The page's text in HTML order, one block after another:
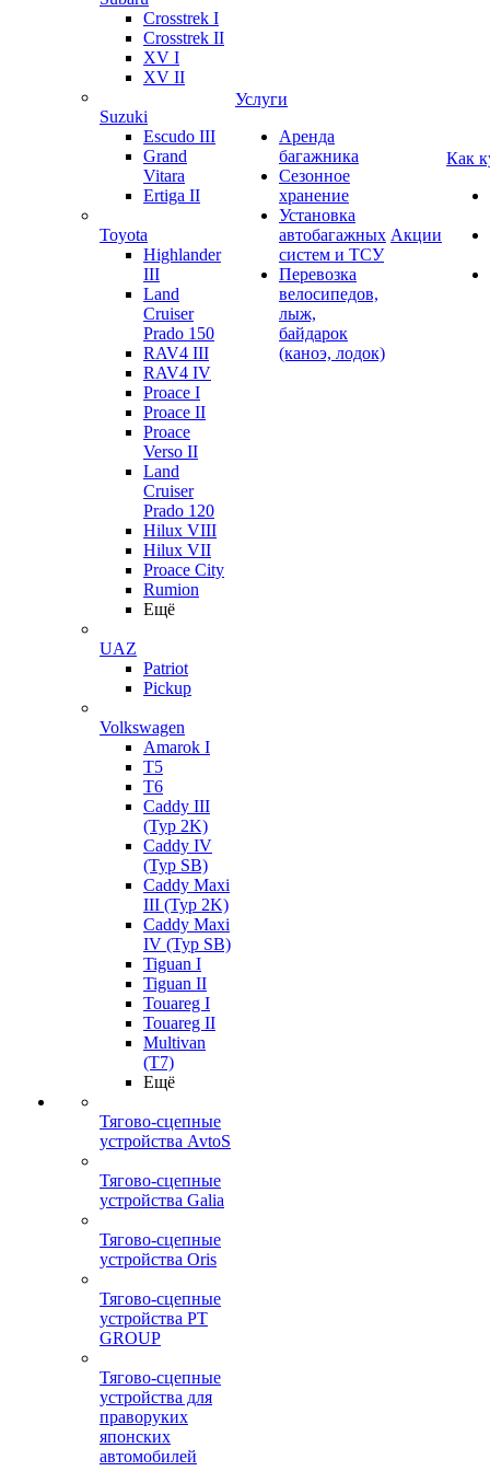
Crosstrek I
Crosstrek II
XV I
XV II
Suzuki
Escudo III
Grand
Vitara
Ertiga II
Toyota
Highlander
III
Land
Cruiser
Prado 150
RAV4 III
RAV4 IV
Proace I
Proace II
Proace
Verso II
Land
Cruiser
Prado 120
Hilux VIII
Hilux VII
Proace City
Rumion
Ещё
UAZ
Patriot
Pickup
Volkswagen
Amarok I
T5
T6
Caddy III
(Typ 2K)
Caddy IV
(Typ SB)
Caddy Maxi
III (Typ 2K)
Caddy Maxi
IV (Typ SB)
Tiguan I
Tiguan II
Touareg I
Touareg II
Multivan
(T7)
Ещё
Тягово-сцепные
устройства AvtoS
Тягово-сцепные
устройства Galia
Тягово-сцепные
устройства Oris
Тягово-сцепные
устройства PT
GROUP
Тягово-сцепные
устройства для
праворуких
японских
автомобилей
Услуги
Аренда
багажника
Сезонное
хранение
Установка
автобагажных
систем и ТСУ
Перевозка
велосипедов,
лыж,
байдарок
(каноэ, лодок)
Акции
Как